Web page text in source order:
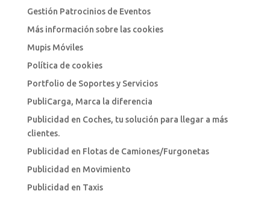
Gestión Patrocinios de Eventos
Más información sobre las cookies
Mupis Móviles
Política de cookies
Portfolio de Soportes y Servicios
PubliCarga, Marca la diferencia
Publicidad en Coches, tu solución para llegar a más
clientes.
Publicidad en Flotas de Camiones/Furgonetas
Publicidad en Movimiento
Publicidad en Taxis